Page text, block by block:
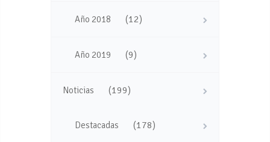
Año 2018 (12)
Año 2019 (9)
Noticias (199)
Destacadas (178)